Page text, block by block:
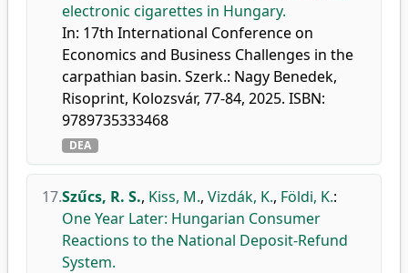
electronic cigarettes in Hungary.
In: 17th International Conference on
Economics and Business Challenges in the
carpathian basin. Szerk.: Nagy Benedek,
Risoprint, Kolozsvár, 77-84, 2025. ISBN:
9789735333468
DEA
17.Szűcs, R. S., Kiss, M., Vizdák, K., Földi, K.:
One Year Later: Hungarian Consumer
Reactions to the National Deposit-Refund
System.